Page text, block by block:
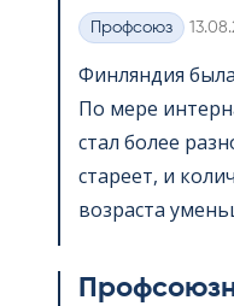
Категории
Профсоюз
Финляндия
По мере
стал более
стареет, и
возраста